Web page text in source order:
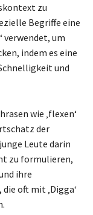
zu
Begriffe eine
verwendet, um
indem es eine
und
wie ‚flexen‘
der
Leute darin
zu formulieren,
ihre
oft mit ‚Digga‘